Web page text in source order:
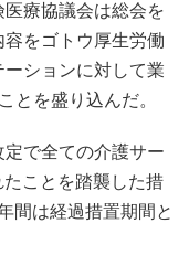
療協議会は総会を
容をゴトウ厚生労働
ションに対して業
とを盛り込んだ。
で全ての介護サー
ことを踏襲した措
間は経過措置期間と